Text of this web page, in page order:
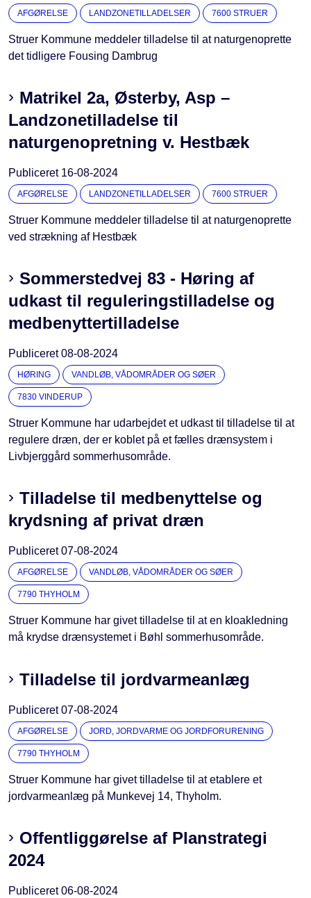
AFGØRELSE LANDZONETILLADELSER 7600 STRUER
Struer Kommune meddeler tilladelse til at naturgenoprette
det tidligere Fousing Dambrug
Matrikel 2a, Østerby, Asp –
Landzonetilladelse til
naturgenopretning v. Hestbæk
Publiceret 16-08-2024
AFGØRELSE LANDZONETILLADELSER 7600 STRUER
Struer Kommune meddeler tilladelse til at naturgenoprette
ved strækning af Hestbæk
Sommerstedvej 83 - Høring af
udkast til reguleringstilladelse og
medbenyttertilladelse
Publiceret08-08-2024
HØRING VANDLØB, VÅDOMRÅDER OG SØER
7830 VINDERUP
Struer Kommune har udarbejdet et udkast til tilladelse til at
regulere dræn, der er koblet på et fælles drænsystem i
Livbjerggård sommerhusområde.
Tilladelse til medbenyttelse og
krydsning af privat dræn
Publiceret07-08-2024
AFGØRELSE VANDLØB, VÅDOMRÅDER OG SØER
7790 THYHOLM
Struer Kommune har givet tilladelse til at en kloakledning
må krydse drænsystemet i Bøhl sommerhusområde.
Tilladelse til jordvarmeanlæg
Publiceret07-08-2024
AFGØRELSE JORD, JORDVARME OG JORDFORURENING
7790 THYHOLM
Struer Kommune har givet tilladelse til at etablere et
jordvarmeanlæg på Munkevej 14, Thyholm.
Offentliggørelse af Planstrategi
2024
Publiceret06-08-2024